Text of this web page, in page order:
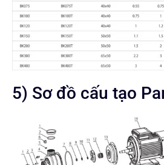
5) Sơ đồ cấu tạo